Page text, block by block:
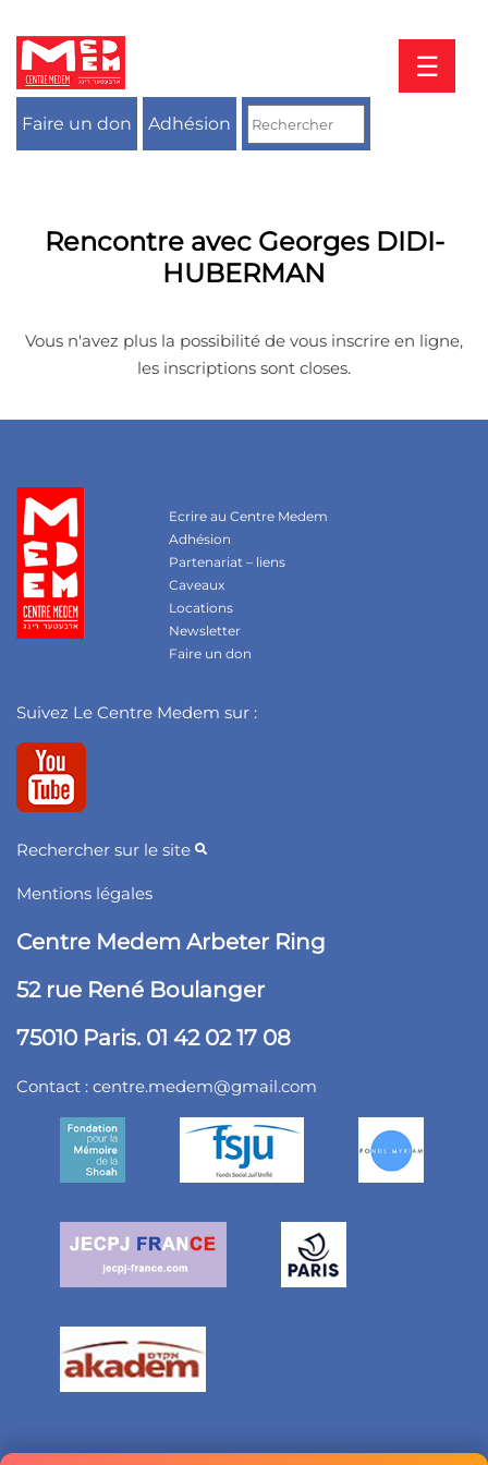
contenu
☰
Faire un don Adhésion
Rencontre avec Georges DIDI-
HUBERMAN
Vous n'avez plus la possibilité de vous inscrire en ligne,
les inscriptions sont closes.
Ecrire au Centre Medem
Adhésion
Partenariat – liens
Caveaux
Locations
Newsletter
Faire un don
Suivez Le Centre Medem sur :
Rechercher sur le site
Mentions légales
Centre Medem Arbeter Ring
52 rue René Boulanger
75010 Paris. 01 42 02 17 08
Contact : centre.medem@gmail.com